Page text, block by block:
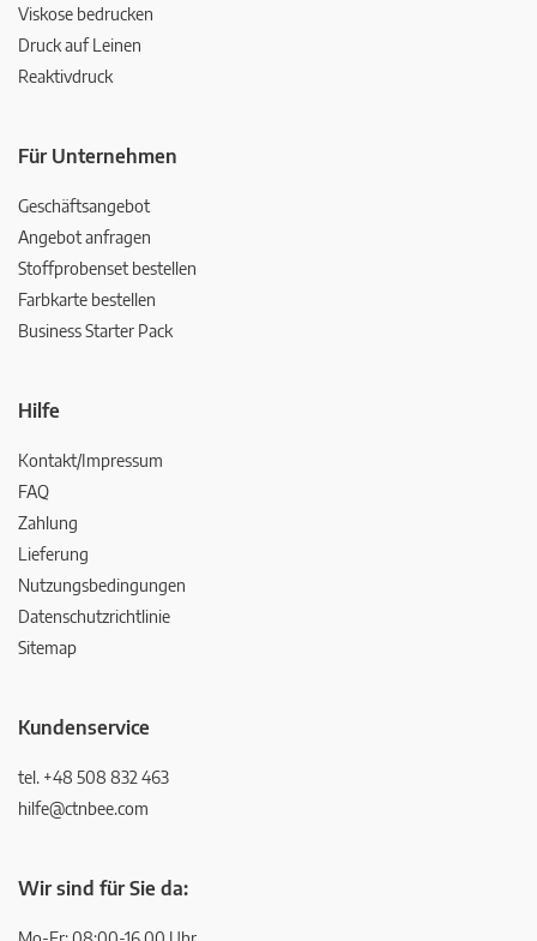
Viskose bedrucken
Druck auf Leinen
Reaktivdruck
Für Unternehmen
Geschäftsangebot
Angebot anfragen
Stoffprobenset bestellen
Farbkarte bestellen
Business Starter Pack
Hilfe
Kontakt/Impressum
FAQ
Zahlung
Lieferung
Nutzungsbedingungen
Datenschutzrichtlinie
Sitemap
Kundenservice
tel. +48 508 832 463
hilfe@ctnbee.com
Wir sind für Sie da: